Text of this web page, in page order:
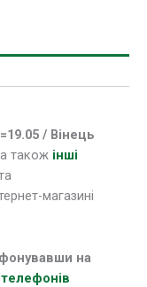
/ Вінець
також інші
магазині
на